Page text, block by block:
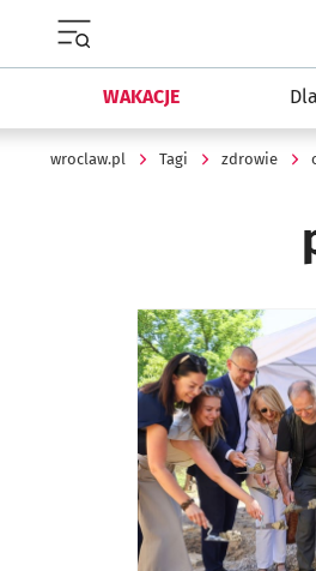
WAKACJE
wroclaw.pl Tagi zdrowie